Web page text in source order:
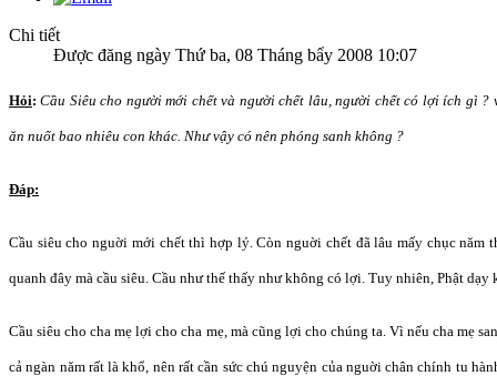
Chi tiết
Được đăng ngày Thứ ba, 08 Tháng bẩy 2008 10:07
Hỏi: Cầu Siêu cho người mới chết và người chết lâu, người chết có lợi ích gì
ăn nuốt bao nhiêu con khác. Như vậy có nên phóng sanh không ?
Đáp:
Cầu siêu cho nguời mới chết thì hợp lý. Còn nguời chết đã lâu mấy chục năm
quanh đây mà cầu siêu. Cầu như thế thấy như không có lợi. Tuy nhiên, Phật
Cầu siêu cho cha mẹ lợi cho cha mẹ, mà cũng lợi cho chúng ta. Vì nếu cha mẹ
cả ngàn năm rất là khổ, nên rất cần sức chú nguyện của nguời chân chính tu